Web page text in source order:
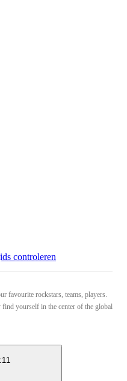
controleren
favourite rockstars, teams, players.
yourself in the center of the global
11